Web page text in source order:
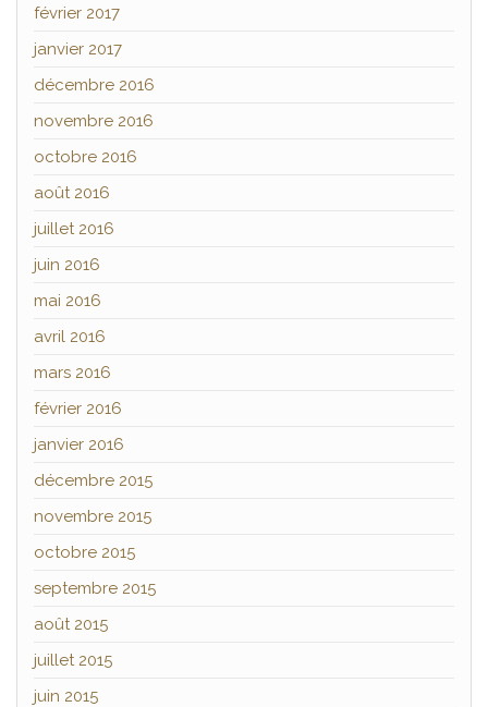
février 2017
janvier 2017
décembre 2016
novembre 2016
octobre 2016
août 2016
juillet 2016
juin 2016
mai 2016
avril 2016
mars 2016
février 2016
janvier 2016
décembre 2015
novembre 2015
octobre 2015
septembre 2015
août 2015
juillet 2015
juin 2015